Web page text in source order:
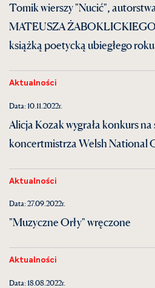
Tomik wierszy "Nucić",
MATEUSZA
książką poetycką ubiegłego
Aktualności
Data: 10.11.2022r.
Alicja Kozak wygrała konkurs
koncertmistrza Welsh National
Aktualności
Data: 27.09.2022r.
"Muzyczne Orły" wręczone
Aktualności
Data: 18.08.2022r.